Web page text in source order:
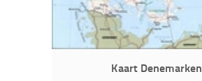
Kaart Denemarken